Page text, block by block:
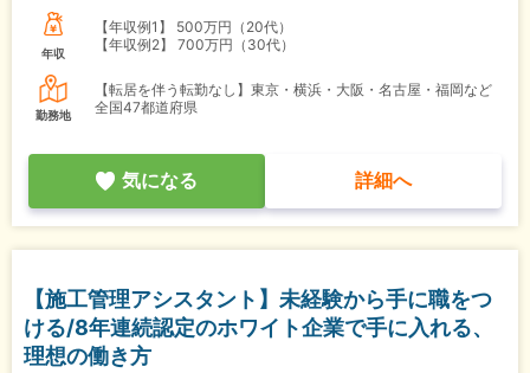
年収
【年収例1】
500万円（20代）
【年収例2】
700万円（30代）
勤務地
【転居を伴う転勤なし】東京・横浜・大阪・名古屋・福岡など
全国47都道府県
気になる 詳細へ
【施工管理アシスタント】未経験から手に職をつ
ける/8年連続認定のホワイト企業で手に入れる、
理想の働き方